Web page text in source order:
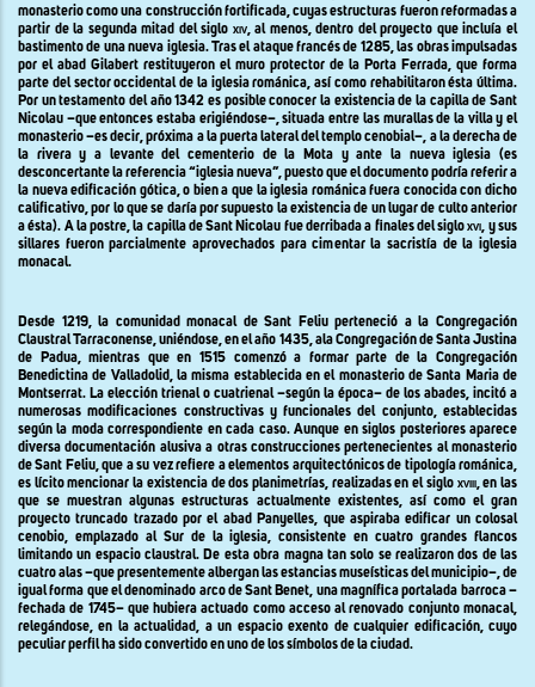
monasterio como una construcción fortificada, cuyas estructuras fueron reformadas a
partir de la segunda mitad del siglo xiv,al menos, dentro del proyecto que incluía el
bastimento de una nueva iglesia. Tras el ataque francés de 1285, las obras impulsadas
por el abad Gilabert restituyeron el muro protector de la Porta Ferrada, que forma
parte del sector occidental de la iglesia románica, así como rehabilitaron ésta última.
Por un testamento del año 1342 es posible conocer la existencia de la capilla de Sant
Nicolau –que entonces estaba erigiéndose–, situada entre las murallas de la villa y el
monasterio –es decir, próxima a la puerta lateral del templo cenobial–, a la derecha de
la rivera y a levante del cementerio dela Mota y ante la nueva iglesia (es
desconcertante la referencia “iglesia nueva”, puesto que el documento podría referir a
la nueva edificación gótica, o bien a que la iglesia románica fuera conocida con dicho
calificativo, por lo que se daría por supuesto la existencia de un lugar de culto anterior
a ésta). A la postre, la capilla de Sant Nicolau fue derribada a finales del sigloxvi, y sus
sillares fueron parcialmente aprovechados para cimentar la sacristía de la iglesia
monacal.
Desde 1219, la comunidad monacal de Sant Feliu perteneció ala Congregación
ClaustralTarraconense, uniéndose, en el año 1435, ala Congregaciónde Santa Justina
de Padua, mientras que en 1515 comenzó a formar parte dela Congregación
Benedictina de Valladolid, la misma establecida en el monasterio de Santa Maria de
Montserrat. La elección trienal o cuatrienal –según la época– de los abades, incitó a
numerosas modificaciones constructivas y funcionales del conjunto, establecidas
según la moda correspondiente en cada caso. Aunque en siglos posteriores aparece
diversa documentación alusiva a otras construcciones pertenecientes al monasterio
de Sant Feliu, que a su vez refiere a elementos arquitectónicos de tipología románica,
es lícito mencionar la existencia de dos planimetrías, realizadas en el siglo xviii,en las
que se muestran algunas estructuras actualmente existentes, así como el gran
proyecto truncado trazado por el abad Panyelles, que aspiraba edificar un colosal
cenobio, emplazado al Sur de la iglesia, consistente en cuatro grandes flancos
limitando un espacio claustral. De esta obra magna tan solo se realizaron dos de las
cuatro alas –que presentemente albergan las estancias museísticas del municipio–, de
igual forma que el denominado arco de Sant Benet, una magnífica portalada barroca –
fechada de 1745– que hubiera actuado como acceso al renovado conjunto monacal,
relegándose, en la actualidad, a un espacio exento de cualquier edificación, cuyo
peculiar perfil ha sido convertido en uno de los símbolos de la ciudad.